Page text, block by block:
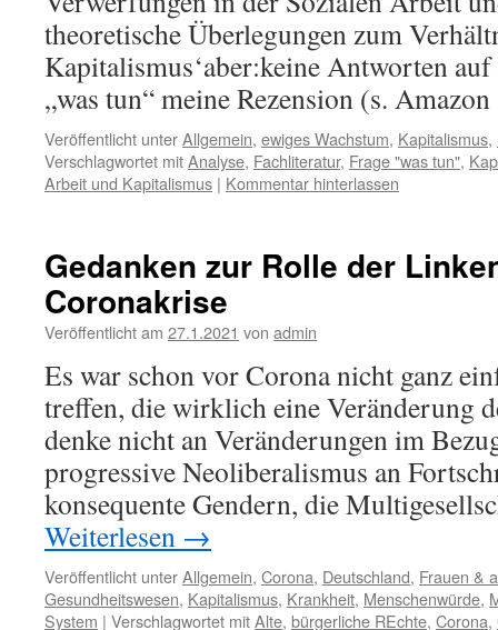
theoretische Überlegungen zum
Kapitalismus‘aber:keine Antworten
„was tun“ meine Rezension (s.
Veröffentlicht unterAllgemein, ewiges Wachstum, Kapitalismus,
Verschlagwortet mitAnalyse, Fachliteratur, Frage "was tun",
Arbeit und Kapitalismus | Kommentar hinterlassen
Gedanken zur Rolle der
Coronakrise
Veröffentlicht am 27.1.2021 von admin
Es war schon vor Corona nicht ganz
treffen, die wirklich eine Veränderung
denke nicht an Veränderungen im
progressive Neoliberalismus an
konsequente Gendern, die
Weiterlesen →
Veröffentlicht unterAllgemein, Corona, Deutschland, Frauen &
Gesundheitswesen, Kapitalismus, Krankheit, Menschenwürde,
System | Verschlagwortet mitAlte, bürgerliche REchte, Corona,